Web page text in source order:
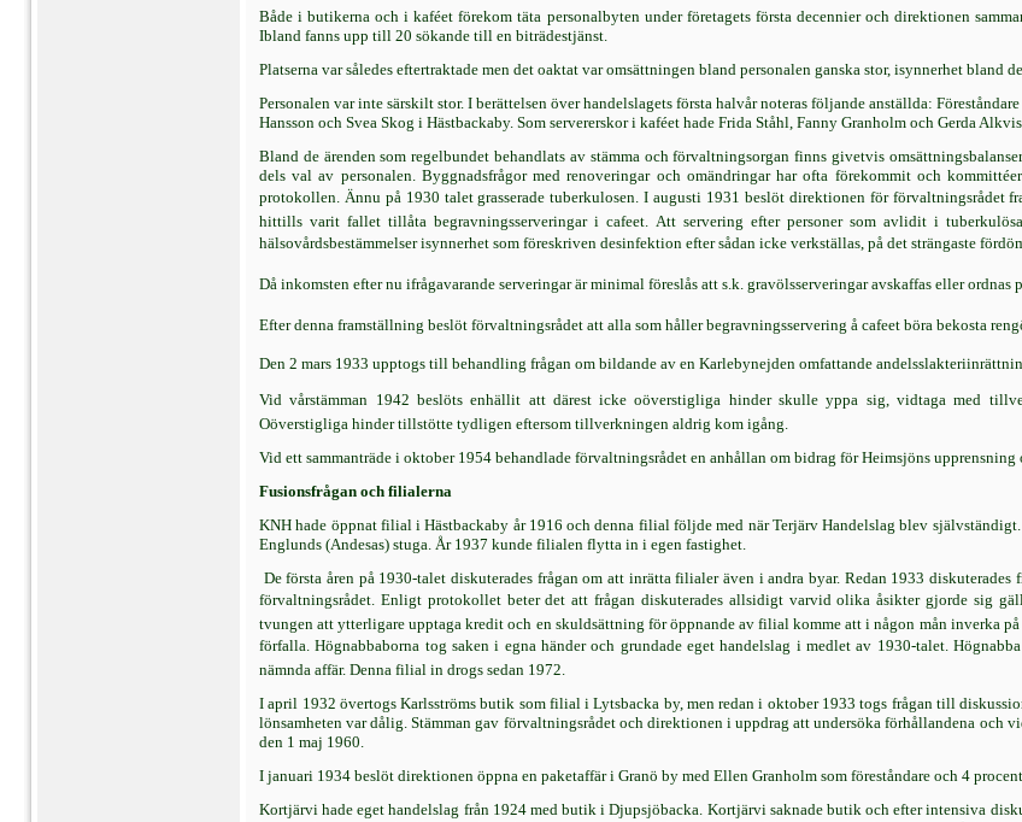
Både i butikerna och i kaféet förekom täta personalbyten under företagets första decennier och direktionen
Ibland fanns upp till 20 sökande till en biträdestjänst.
Platserna var således eftertraktade men det oaktat var omsättningen bland personalen ganska stor, isynnerhet bland
Personalen var inte särskilt stor. I berättelsen över handelslagets första halvår noteras följande anställda:
Hansson och Svea Skog i Hästbackaby. Som servererskor i kaféet hade Frida Ståhl, Fanny Granholm och Gerda
Bland de ärenden som regelbundet behandlats av stämma och förvaltningsorgan finns givetvis
dels val av personalen. Byggnadsfrågor med renoveringar och omändringar har ofta förekommit och
protokollen. Ännu på 1930 talet grasserade tuberkulosen. I augusti 1931 beslöt direktionen för
hittills varit fallet tillåta begravningsserveringar i cafeet. Att servering efter personer som avlidit i
hälsovårdsbestämmelser isynnerhet som föreskriven desinfektion efter sådan icke verkställas, på det strängaste
Då inkomsten efter nu ifrågavarande serveringar är minimal föreslås att s.k. gravölsserveringar avskaffas eller ordnas
Efter denna framställning beslöt förvaltningsrådet att alla som håller begravningsservering å cafeet böra bekosta
Den 2 mars 1933 upptogs till behandling frågan om bildande av en Karlebynejden omfattande
Vid vårstämman 1942 beslöts enhällit att därest icke oöverstigliga hinder skulle yppa sig, vidtaga med
Oöverstigliga hinder tillstötte tydligen eftersom tillverkningen aldrig kom igång.
Vid ett sammanträde i oktober 1954 behandlade förvaltningsrådet en anhållan om bidrag för Heimsjöns
Fusionsfrågan och filialerna
KNH hade öppnat filial i Hästbackaby år 1916 och denna filial följde med när Terjärv Handelslag blev
Englunds (Andesas) stuga. År 1937 kunde filialen flytta in i egen fastighet.
De första åren på 1930-talet diskuterades frågan om att inrätta filialer även i andra byar. Redan 1933
förvaltningsrådet. Enligt protokollet beter det att frågan diskuterades allsidigt varvid olika åsikter gjorde sig
tvungen att ytterligare upptaga kredit och en skuldsättning för öppnande av filial komme att i någon mån inverka
förfalla. Högnabbaborna tog saken i egna händer och grundade eget handelslag i medlet av 1930-talet.
nämnda affär. Denna filial in drogs sedan 1972.
I april 1932 övertogs Karlsströms butik som filial i Lytsbacka by, men redan i oktober 1933 togs frågan till
lönsamheten var dålig. Stämman gav förvaltningsrådet och direktionen i uppdrag att undersöka förhållandena och
den 1 maj 1960.
I januari 1934 beslöt direktionen öppna en paketaffär i Granö by med Ellen Granholm som föreståndare och 4
Kortjärvi hade eget handelslag från 1924 med butik i Djupsjöbacka. Kortjärvi saknade butik och efter intensiva